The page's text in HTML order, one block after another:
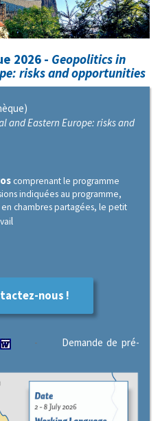
2026 - Geopolitics in
risks and opportunities
and Eastern Europe: risks and
comprenant le programme
indiquées au programme,
chambres partagées, le petit
l
nous !
- Demande de pré-